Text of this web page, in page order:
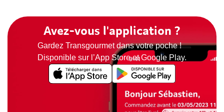
Avez-vous l'application ?
Gardez Transgourmet dans votre poche !
Disponible sur l’App Store et Google Play.